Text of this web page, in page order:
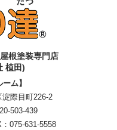
根塗装専門店
植田)
ム】
際目町226-2
503-439
075-631-5558